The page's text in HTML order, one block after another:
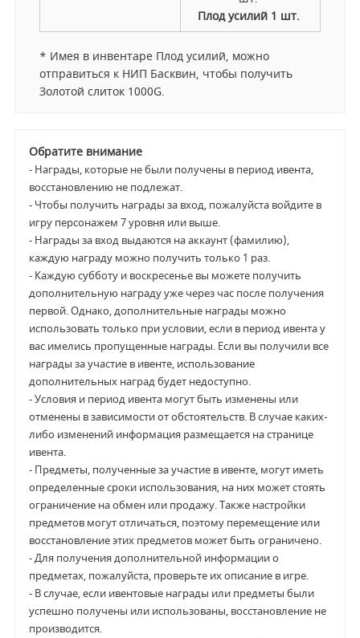
Плод усилий 1 шт.
* Имея в инвентаре Плод усилий, можно
отправиться к НИП Басквин, чтобы получить
Золотой слиток 1000G.
Обратите внимание
- Награды, которые не были получены в период ивента,
восстановлению не подлежат.
- Чтобы получить награды за вход, пожалуйста войдите в
игру персонажем 7 уровня или выше.
- Награды за вход выдаются на аккаунт (фамилию),
каждую награду можно получить только 1 раз.
- Каждую субботу и воскресенье вы можете получить
дополнительную награду уже через час после получения
первой. Однако, дополнительные награды можно
использовать только при условии, если в период ивента у
вас имелись пропущенные награды. Если вы получили все
награды за участие в ивенте, использование
дополнительных наград будет недоступно.
- Условия и период ивента могут быть изменены или
отменены в зависимости от обстоятельств. В случае каких-
либо изменений информация размещается на странице
ивента.
- Предметы, полученные за участие в ивенте, могут иметь
определенные сроки использования, на них может стоять
ограничение на обмен или продажу. Также настройки
предметов могут отличаться, поэтому перемещение или
восстановление этих предметов может быть ограничено.
- Для получения дополнительной информации о
предметах, пожалуйста, проверьте их описание в игре.
- В случае, если ивентовые награды или предметы были
успешно получены или использованы, восстановление не
производится.